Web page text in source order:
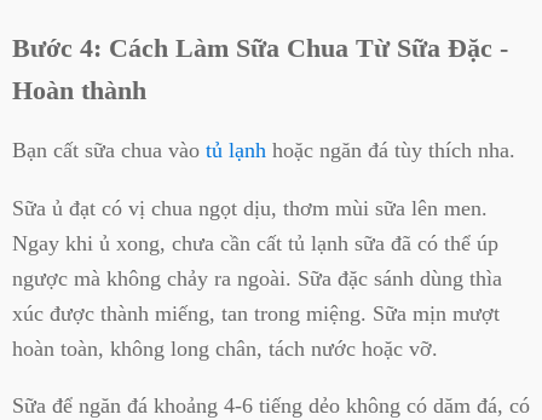
Bước 4: Cách Làm Sữa Chua Từ Sữa Đặc -
Hoàn thành
Bạn cất sữa chua vào tủ lạnh hoặc ngăn đá tùy thích nha.
Sữa ủ đạt có vị chua ngọt dịu, thơm mùi sữa lên men.
Ngay khi ủ xong, chưa cần cất tủ lạnh sữa đã có thể úp
ngược mà không chảy ra ngoài. Sữa đặc sánh dùng thìa
xúc được thành miếng, tan trong miệng. Sữa mịn mượt
hoàn toàn, không long chân, tách nước hoặc vỡ.
Sữa để ngăn đá khoảng 4-6 tiếng dẻo không có dăm đá, có